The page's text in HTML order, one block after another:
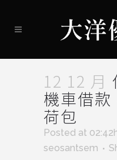
12 12 月
機車借
荷包​
Posted at
seosantsem